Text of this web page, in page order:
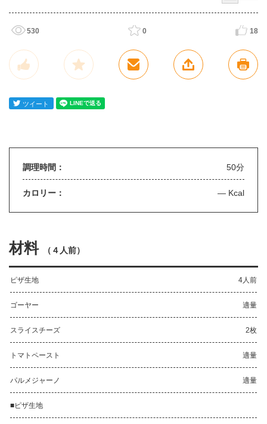
530 0 18
調理時間： 50分
カロリー： — Kcal
材料 （ ４人前）
ピザ生地 4人前
ゴーヤー 適量
スライスチーズ 2枚
トマトペースト 適量
パルメジャーノ 適量
■ピザ生地